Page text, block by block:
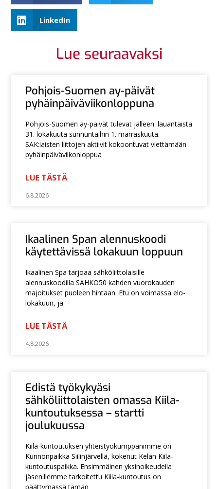
LinkedIn
Lue seuraavaksi
Pohjois-Suomen ay-päivät
pyhäinpäiväviikonloppuna
Pohjois-Suomen ay-päivät tulevat jälleen: lauantaista
31. lokakuuta sunnuntaihin 1. marraskuuta.
SAK:laisten liittojen aktiivit kokoontuvat viettämään
pyhäinpäiväviikonloppua
LUE TÄSTÄ
6.8.2026
Ikaalinen Span alennuskoodi
käytettävissä lokakuun loppuun
Ikaalinen Spa tarjoaa sähköliittolaisille
alennuskoodilla SAHKO50 kahden vuorokauden
majoitukset puoleen hintaan. Etu on voimassa elo-
lokakuun, ja
LUE TÄSTÄ
4.8.2026
Edistä työkykyäsi
sähköliittolaisten omassa Kiila-
kuntoutuksessa – startti
joulukuussa
Kiila-kuntoutuksen yhteistyökumppanimme on
Kunnonpaikka Siilinjärvellä, kokenut Kelan Kiila-
kuntoutuspaikka. Ensimmäinen yksinoikeudella
jäsenillemme tarkoitettu Kiila-kuntoutus on
päättymässä tämän